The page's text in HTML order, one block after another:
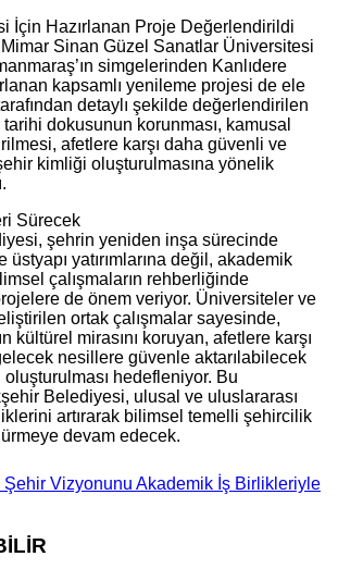
İçin Hazırlanan Proje Değerlendirildi
Mimar Sinan Güzel Sanatlar Üniversitesi
simgelerinden Kanlıdere
kapsamlı yenileme projesi de ele
detaylı şekilde değerlendirilen
dokusunun korunması, kamusal
afetlere karşı daha güvenli ve
kimliği oluşturulmasına yönelik
Sürecek
şehrin yeniden inşa sürecinde
üstyapı yatırımlarına değil, akademik
çalışmaların rehberliğinde
de önem veriyor. Üniversiteler ve
ortak çalışmalar sayesinde,
kültürel mirasını koruyan, afetlere karşı
nesillere güvenle aktarılabilecek
oluşturulması hedefleniyor. Bu
Belediyesi, ulusal ve uluslararası
artırarak bilimsel temelli şehircilik
devam edecek.
Şehir Vizyonunu Akademik İş Birlikleriyle